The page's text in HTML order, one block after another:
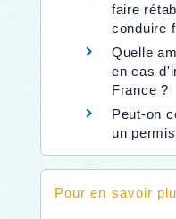
faire
conduire
Quelle
en cas
France ?
Peut-on
un
Pour en savoir